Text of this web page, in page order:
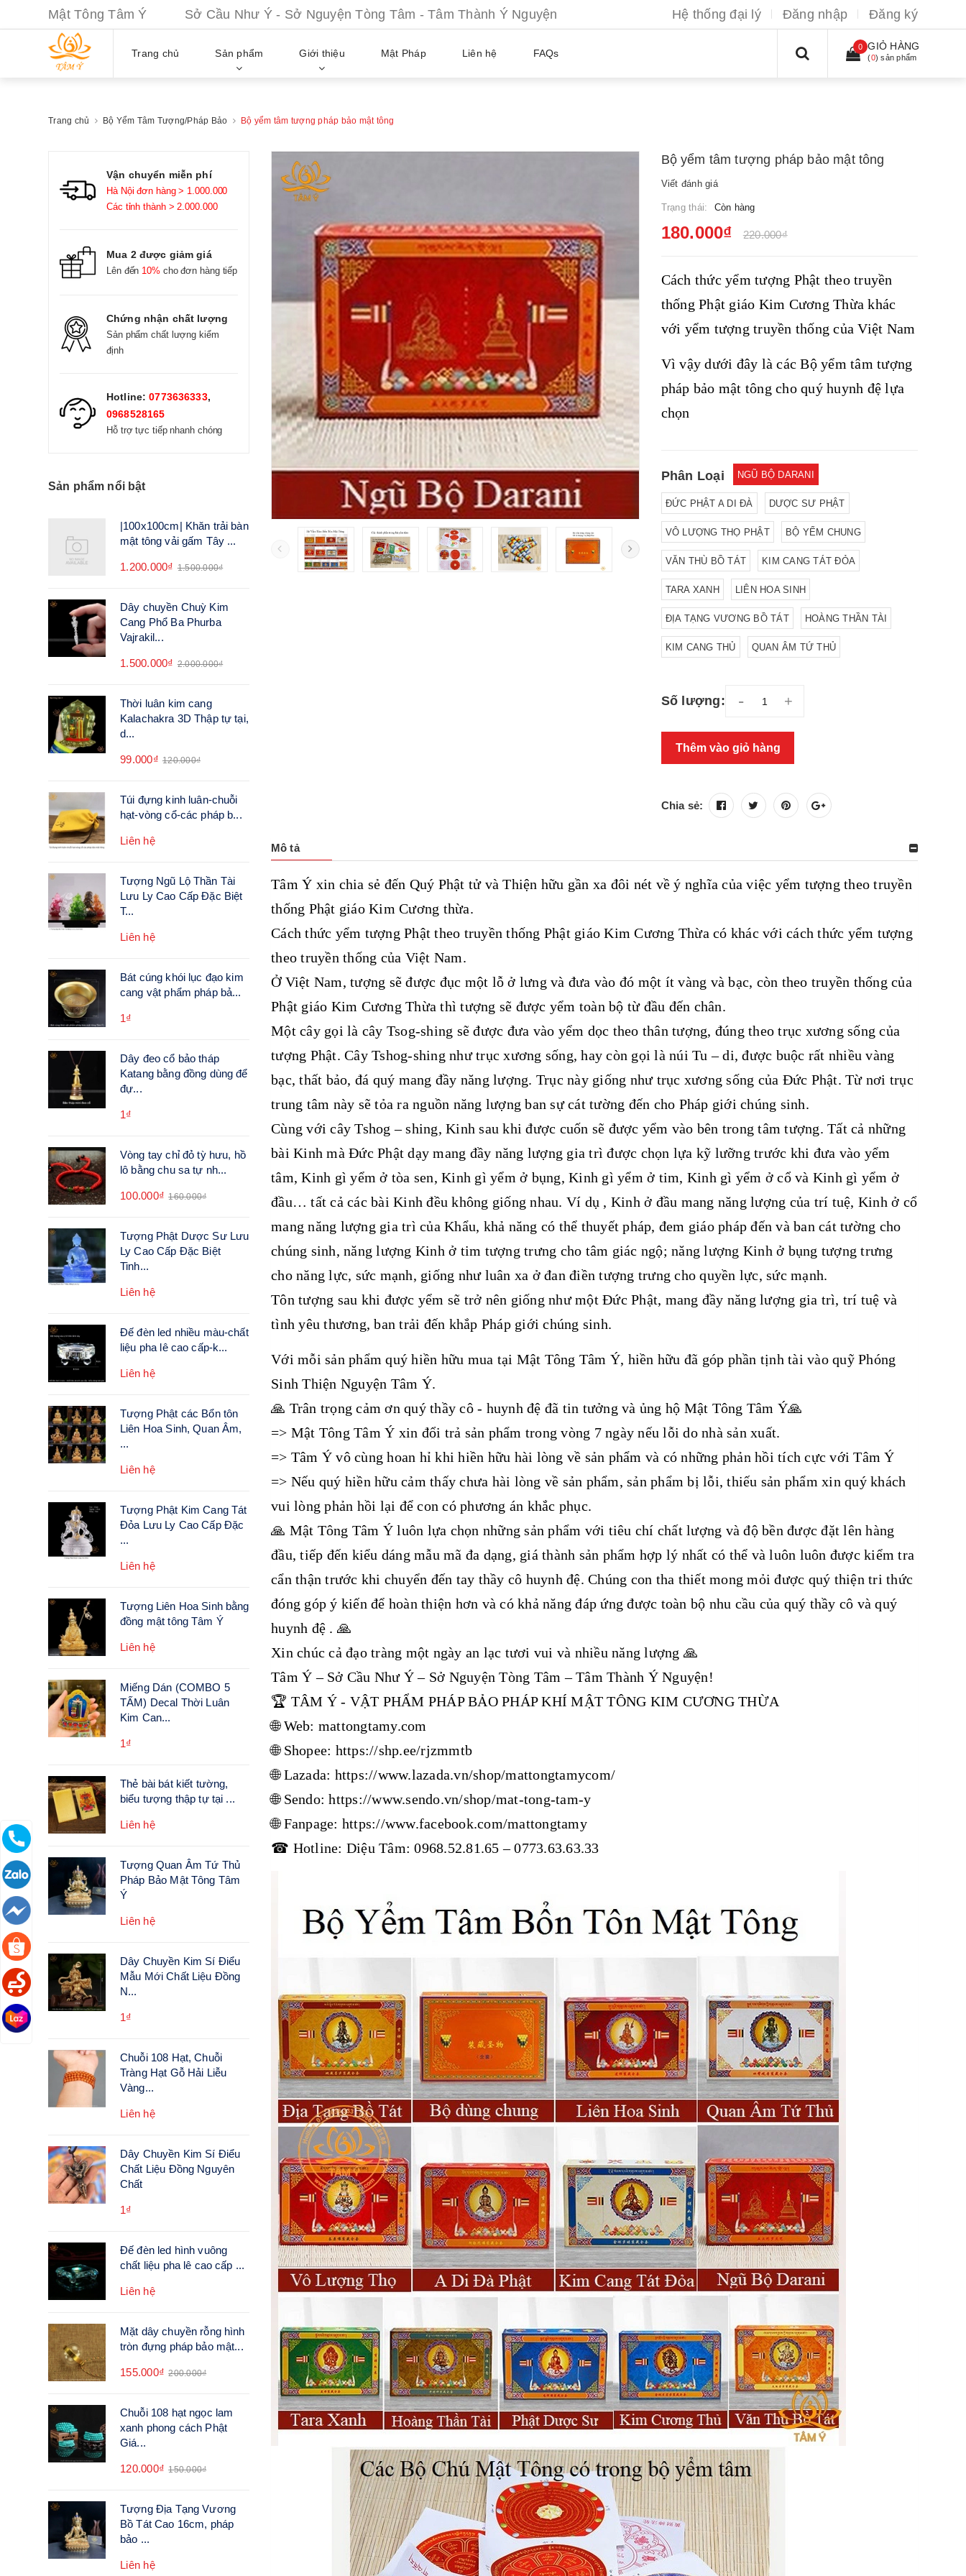
Mật Tông Tâm Ý Sở Cầu Như Ý - Sở Nguyện Tòng Tâm - Tâm Thành Ý Nguyện Hệ thống đại lý Đăng nhập Đăng ký
Trang chủ Sản phẩm Giới thiệu Mật Pháp Liên hệ FAQs
0 GIỎ HÀNG
(0) sản phẩm
Trang chủ Bộ Yểm Tâm Tượng/Pháp Bảo Bộ yểm tâm tượng pháp bảo mật tông
Vận chuyển miễn phí
Hà Nội đơn hàng > 1.000.000
Các tỉnh thành > 2.000.000
Mua 2 được giảm giá
Lên đến 10% cho đơn hàng tiếp
Chứng nhận chất lượng
Sản phẩm chất lượng kiểm
định
Hotline:0773636333,
0968528165
Hỗ trợ tực tiếp nhanh chóng
Sản phẩm nổi bật
|100x100cm| Khăn trải bàn
mật tông vải gấm Tây ...
1.200.000₫ 1.500.000₫
Dây chuyền Chuỳ Kim
Cang Phổ Ba Phurba
Vajrakil...
1.500.000₫ 2.000.000₫
Thời luân kim cang
Kalachakra 3D Thập tự tại,
d...
99.000₫ 120.000₫
Túi đựng kinh luân-chuỗi
hạt-vòng cổ-các pháp b...
Liên hệ
Tượng Ngũ Lộ Thần Tài
Lưu Ly Cao Cấp Đặc Biệt
T...
Liên hệ
Bát cúng khói lục đạo kim
cang vật phẩm pháp bả...
1₫
Dây đeo cổ bảo tháp
Katang bằng đồng dùng để
đự...
1₫
Vòng tay chỉ đỏ tỳ hưu, hồ
lô bằng chu sa tự nh...
100.000₫ 160.000₫
Tượng Phật Dược Sư Lưu
Ly Cao Cấp Đặc Biệt
Tinh...
Liên hệ
Đế đèn led nhiều màu-chất
liệu pha lê cao cấp-k...
Liên hệ
Tượng Phật các Bổn tôn
Liên Hoa Sinh, Quan Âm,
...
Liên hệ
Tượng Phật Kim Cang Tát
Đỏa Lưu Ly Cao Cấp Đặc
...
Liên hệ
Tượng Liên Hoa Sinh bằng
đồng mật tông Tâm Ý
Liên hệ
Miếng Dán (COMBO 5
TẤM) Decal Thời Luân
Kim Can...
1₫
Thẻ bài bát kiết tường,
biểu tượng thập tự tại ...
Liên hệ
Tượng Quan Âm Tứ Thủ
Pháp Bảo Mật Tông Tâm
Ý
Liên hệ
Dây Chuyền Kim Sí Điểu
Mẫu Mới Chất Liệu Đồng
N...
1₫
Chuỗi 108 Hạt, Chuỗi
Tràng Hạt Gỗ Hải Liễu
Vàng...
Liên hệ
Dây Chuyền Kim Sí Điểu
Chất Liệu Đồng Nguyên
Chất
1₫
Đế đèn led hình vuông
chất liệu pha lê cao cấp ...
Liên hệ
Mặt dây chuyền rỗng hình
tròn đựng pháp bảo mật...
155.000₫ 200.000₫
Chuỗi 108 hạt ngọc lam
xanh phong cách Phật
Giá...
120.000₫ 150.000₫
Tượng Địa Tạng Vương
Bồ Tát Cao 16cm, pháp
bảo ...
Liên hệ
Bộ yểm tâm tượng pháp bảo mật tông
Viết đánh giá
Trạng thái: Còn hàng
180.000₫ 220.000₫
Cách thức yểm tượng Phật theo truyền
thống Phật giáo Kim Cương Thừa khác
với yểm tượng truyền thống của Việt Nam
Vì vậy dưới đây là các Bộ yểm tâm tượng
pháp bảo mật tông cho quý huynh đệ lựa
chọn
Phân Loại NGŨ BỘ DARANI
ĐỨC PHẬT A DI ĐÀ DƯỢC SƯ PHẬT
VÔ LƯỢNG THỌ PHẬT BỘ YỂM CHUNG
VĂN THÙ BỒ TÁT KIM CANG TÁT ĐỎA
TARA XANH LIÊN HOA SINH
ĐỊA TẠNG VƯƠNG BỒ TÁT HOÀNG THẦN TÀI
KIM CANG THỦ QUAN ÂM TỨ THỦ
Số lượng: - +
Thêm vào giỏ hàng
Chia sẻ:
Mô tả
Tâm Ý xin chia sẻ đến Quý Phật tử và Thiện hữu gần xa đôi nét về ý nghĩa của việc yểm tượng theo truyền
thống Phật giáo Kim Cương thừa.
Cách thức yểm tượng Phật theo truyền thống Phật giáo Kim Cương Thừa có khác với cách thức yểm tượng
theo truyền thống của Việt Nam.
Ở Việt Nam, tượng sẽ được đục một lỗ ở lưng và đưa vào đó một ít vàng và bạc, còn theo truyền thống của
Phật giáo Kim Cương Thừa thì tượng sẽ được yểm toàn bộ từ đầu đến chân.
Một cây gọi là cây Tsog-shing sẽ được đưa vào yểm dọc theo thân tượng, đúng theo trục xương sống của
tượng Phật. Cây Tshog-shing như trục xương sống, hay còn gọi là núi Tu – di, được buộc rất nhiều vàng
bạc, thất bảo, đá quý mang đầy năng lượng. Trục này giống như trục xương sống của Đức Phật. Từ nơi trục
trung tâm này sẽ tỏa ra nguồn năng lượng ban sự cát tường đến cho Pháp giới chúng sinh.
Cùng với cây Tshog – shing, Kinh sau khi được cuốn sẽ được yểm vào bên trong tâm tượng. Tất cả những
bài Kinh mà Đức Phật dạy mang đầy năng lượng gia trì được chọn lựa kỹ lưỡng trước khi đưa vào yểm
tâm, Kinh gì yểm ở tòa sen, Kinh gì yểm ở bụng, Kinh gì yểm ở tim, Kinh gì yểm ở cổ và Kinh gì yểm ở
đầu… tất cả các bài Kinh đều không giống nhau. Ví dụ , Kinh ở đầu mang năng lượng của trí tuệ, Kinh ở cổ
mang năng lượng gia trì của Khẩu, khả năng có thể thuyết pháp, đem giáo pháp đến và ban cát tường cho
chúng sinh, năng lượng Kinh ở tim tượng trưng cho tâm giác ngộ; năng lượng Kinh ở bụng tượng trưng
cho năng lực, sức mạnh, giống như luân xa ở đan điền tượng trưng cho quyền lực, sức mạnh.
Tôn tượng sau khi được yểm sẽ trở nên giống như một Đức Phật, mang đầy năng lượng gia trì, trí tuệ và
tình yêu thương, ban trải đến khắp Pháp giới chúng sinh.
Với mỗi sản phẩm quý hiền hữu mua tại Mật Tông Tâm Ý, hiền hữu đã góp phần tịnh tài vào quỹ Phóng
Sinh Thiện Nguyện Tâm Ý.
🙏 Trân trọng cảm ơn quý thầy cô - huynh đệ đã tin tưởng và ủng hộ Mật Tông Tâm Ý🙏
=> Mật Tông Tâm Ý xin đổi trả sản phẩm trong vòng 7 ngày nếu lỗi do nhà sản xuất.
=> Tâm Ý vô cùng hoan hỉ khi hiền hữu hài lòng về sản phẩm và có những phản hồi tích cực với Tâm Ý
=> Nếu quý hiền hữu cảm thấy chưa hài lòng về sản phẩm, sản phẩm bị lỗi, thiếu sản phẩm xin quý khách
vui lòng phản hồi lại để con có phương án khắc phục.
🙏 Mật Tông Tâm Ý luôn lựa chọn những sản phẩm với tiêu chí chất lượng và độ bền được đặt lên hàng
đầu, tiếp đến kiểu dáng mẫu mã đa dạng, giá thành sản phẩm hợp lý nhất có thể và luôn luôn được kiểm tra
cẩn thận trước khi chuyển đến tay thầy cô huynh đệ. Chúng con tha thiết mong mỏi được quý thiện tri thức
đóng góp ý kiến để hoàn thiện hơn và có khả năng đáp ứng được toàn bộ nhu cầu của quý thầy cô và quý
huynh đệ . 🙏
Xin chúc cả đạo tràng một ngày an lạc tươi vui và nhiều năng lượng 🙏
Tâm Ý – Sở Cầu Như Ý – Sở Nguyện Tòng Tâm – Tâm Thành Ý Nguyện!
🏆 TÂM Ý - VẬT PHẨM PHÁP BẢO PHÁP KHÍ MẬT TÔNG KIM CƯƠNG THỪA
🌐 Web: mattongtamy.com
🌐 Shopee: https://shp.ee/rjzmmtb
🌐 Lazada: https://www.lazada.vn/shop/mattongtamycom/
🌐 Sendo: https://www.sendo.vn/shop/mat-tong-tam-y
🌐 Fanpage: https://www.facebook.com/mattongtamy
☎ Hotline: Diệu Tâm: 0968.52.81.65 – 0773.63.63.33